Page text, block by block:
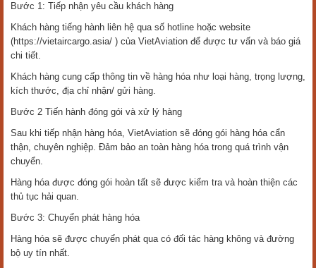
Bước 1: Tiếp nhận yêu cầu khách hàng
Khách hàng tiếng hành liên hệ qua số hotline hoặc website
(https://vietaircargo.asia/ ) của VietAviation để được tư vấn và báo giá
chi tiết.
Khách hàng cung cấp thông tin về hàng hóa như loại hàng, trọng lượng,
kích thước, địa chỉ nhận/ gửi hàng.
Bước 2 Tiến hành đóng gói và xử lý hàng
Sau khi tiếp nhận hàng hóa, VietAviation sẽ đóng gói hàng hóa cẩn
thận, chuyên nghiệp. Đảm bảo an toàn hàng hóa trong quá trình vận
chuyển.
Hàng hóa được đóng gói hoàn tất sẽ được kiểm tra và hoàn thiện các
thủ tục hải quan.
Bước 3: Chuyển phát hàng hóa
Hàng hóa sẽ được chuyển phát qua có đối tác hàng không và đường
bộ uy tín nhất.